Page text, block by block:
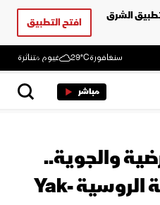
الشرق
افتح التطبيق
سنغافورة29°C غيوم متناثرة
مباشر
والجوية..
أول اختبار للمقاتلة الروسية Yak-